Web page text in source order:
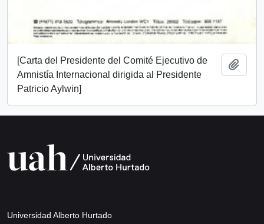
[Carta del Presidente del Comité Ejecutivo de
Amnistía Internacional dirigida al Presidente
Patricio Aylwin]
Universidad Alberto Hurtado